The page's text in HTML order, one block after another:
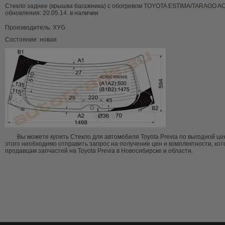
Стекло заднее (крышка багажника) с обогревом TOYOTA ESTIMA/TARAGO
обновления: 20.05.14. в наличии
Производитель: XYG
Состояние: новая
Вы можете купить Стекло для автомобиля Toyota Previa по выгодной
этого необходимо отправить запрос на получение цен и комплектности,
продавцам запчастей на Toyota Previa в Новосибирске и области.